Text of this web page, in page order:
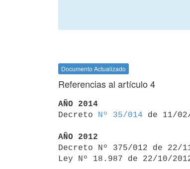
Documento Actualizado
Referencias al artículo 4
AÑO 2014
Decreto
Nº 35/014 de 11/
AÑO 2012
Decreto Nº 375/012 de
Ley Nº 18.987 de 22/10/